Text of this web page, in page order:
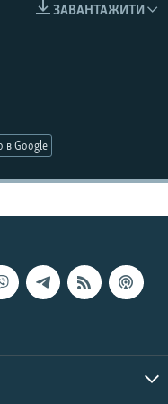
ЗАВАНТАЖИТИ
в Google